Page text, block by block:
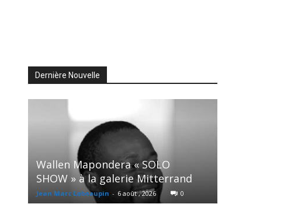
Dernière Nouvelle
Wallen Mapondera « SOLO
SHOW » à la galerie Mitterrand
Jean Marc Lebeaupin - 6 août , 2026 0